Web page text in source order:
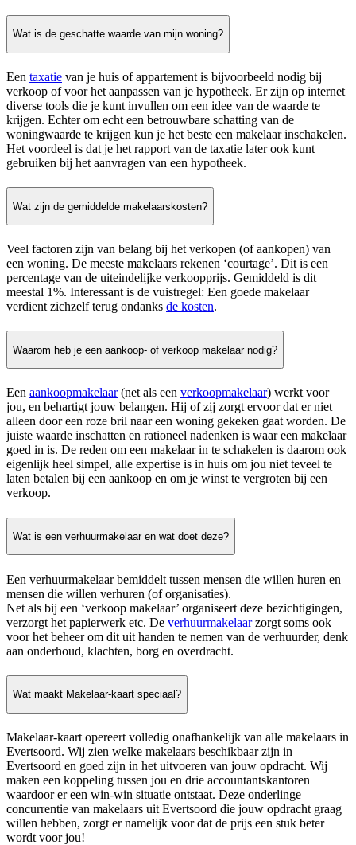
Wat is de geschatte waarde van mijn woning?
Een taxatie van je huis of appartement is bijvoorbeeld nodig bij
verkoop of voor het aanpassen van je hypotheek. Er zijn op internet
diverse tools die je kunt invullen om een idee van de waarde te
krijgen. Echter om echt een betrouwbare schatting van de
woningwaarde te krijgen kun je het beste een makelaar inschakelen.
Het voordeel is dat je het rapport van de taxatie later ook kunt
gebruiken bij het aanvragen van een hypotheek.
Wat zijn de gemiddelde makelaarskosten?
Veel factoren zijn van belang bij het verkopen (of aankopen) van
een woning. De meeste makelaars rekenen ‘courtage’. Dit is een
percentage van de uiteindelijke verkoopprijs. Gemiddeld is dit
meestal 1%. Interessant is de vuistregel: Een goede makelaar
verdient zichzelf terug ondanks de kosten.
Waarom heb je een aankoop- of verkoop makelaar nodig?
Een aankoopmakelaar(net als een verkoopmakelaar) werkt voor
jou, en behartigt jouw belangen. Hij of zij zorgt ervoor dat er niet
alleen door een roze bril naar een woning gekeken gaat worden. De
juiste waarde inschatten en rationeel nadenken is waar een makelaar
goed in is. De reden om een makelaar in te schakelen is daarom ook
eigenlijk heel simpel, alle expertise is in huis om jou niet teveel te
laten betalen bij een aankoop en om je winst te vergroten bij een
verkoop.
Wat is een verhuurmakelaar en wat doet deze?
Een verhuurmakelaar bemiddelt tussen mensen die willen huren en
mensen die willen verhuren (of organisaties).
Net als bij een ‘verkoop makelaar’ organiseert deze bezichtigingen,
verzorgt het papierwerk etc. De verhuurmakelaarzorgt soms ook
voor het beheer om dit uit handen te nemen van de verhuurder, denk
aan onderhoud, klachten, borg en overdracht.
Wat maakt Makelaar-kaart speciaal?
Makelaar-kaart opereert volledig onafhankelijk van alle makelaars in
Evertsoord. Wij zien welke makelaars beschikbaar zijn in
Evertsoord en goed zijn in het uitvoeren van jouw opdracht. Wij
maken een koppeling tussen jou en drie accountantskantoren
waardoor er een win-win situatie ontstaat. Deze onderlinge
concurrentie van makelaars uit Evertsoord die jouw opdracht graag
willen hebben, zorgt er namelijk voor dat de prijs een stuk beter
wordt voor jou!